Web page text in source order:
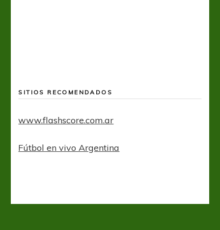
SITIOS RECOMENDADOS
www.flashscore.com.ar
Fútbol en vivo Argentina